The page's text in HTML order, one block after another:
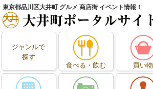
東京都品川区大井町 グルメ 商店街 イベント情報！
ジャンルで
探す
食べる・飲む
買い物